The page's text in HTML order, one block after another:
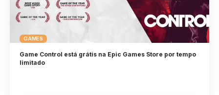
GAMES
Game Control está grátis na Epic Games Store por tempo
limitado